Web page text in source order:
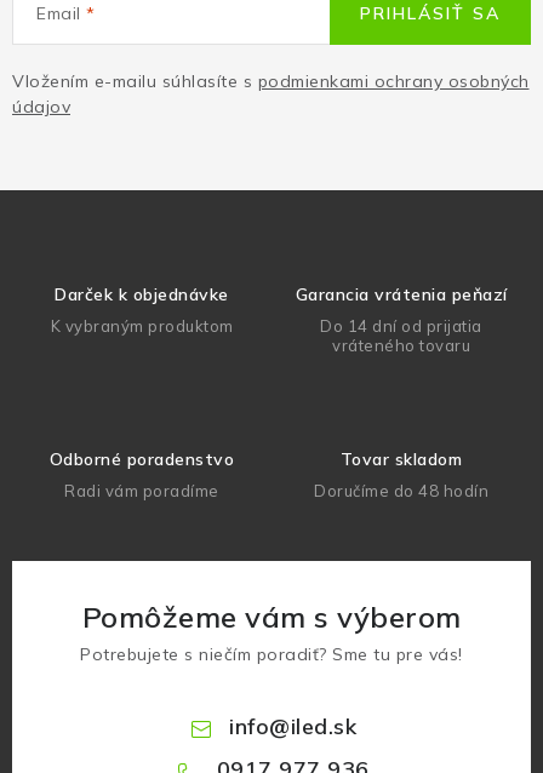
Email
Vložením e-mailu súhlasíte s podmienkami ochrany osobných
údajov
PRIHLÁSIŤ SA
Darček k objednávke
K vybraným produktom
Garancia vrátenia peňazí
Do 14 dní od prijatia
vráteného tovaru
Odborné poradenstvo
Radi vám poradíme
Tovar skladom
Doručíme do 48 hodín
Pomôžeme vám s výberom
Potrebujete s niečím poradiť? Sme tu pre vás!
info@iled.sk